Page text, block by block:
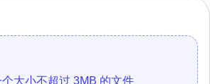
个大小不超过 3MB 的文件